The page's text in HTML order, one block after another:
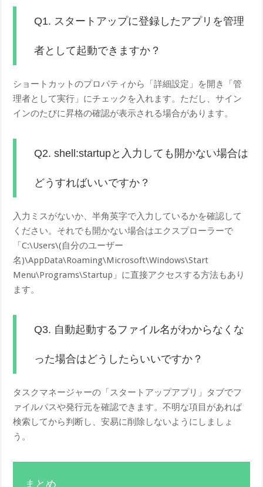
Q1. スタートアップに登録したアプリを管理
者として起動できますか？
ショートカットのプロパティから「詳細設定」を開き「管
理者として実行」にチェックを入れます。ただし、サイン
インのたびに昇格の確認が表示される場合があります。
Q2. shell:startupと入力しても開かない場合は
どうすればいいですか？
入力ミスがないか、半角英字で入力しているかを確認して
ください。それでも開かない場合はエクスプローラーで
「C:\Users\(自分のユーザー
名)\AppData\Roaming\Microsoft\Windows\Start
Menu\Programs\Startup」に直接アクセスする方法もあり
ます。
Q3. 自動起動するファイル名がわからなくな
った場合はどうしたらいいですか？
タスクマネージャーの「スタートアップアプリ」タブでフ
ァイルパスや発行元を確認できます。不明な項目があれば
検索してから判断し、安易に削除しないようにしましょ
う。
まとめ